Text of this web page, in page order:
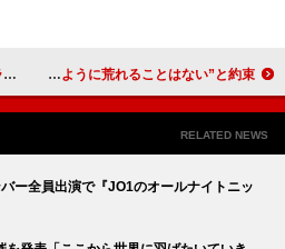
ノエル・ギャラガー、オアシスの再結成ツアーは“昔のように荒れることはない”と約束
RELATED NEWS
ー全員出演で『JO1のオールナイトニッ